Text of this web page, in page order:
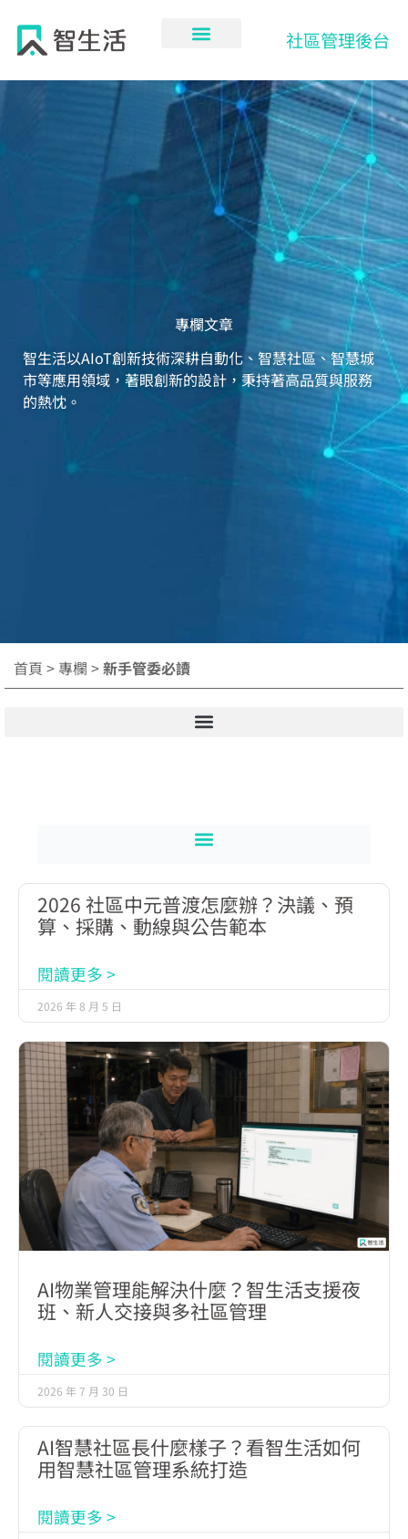
要
社區管理後台
專欄文章
智生活以AIoT創新技術深耕自動化、智慧社區、智慧城
市等應用領域，著眼創新的設計，秉持著高品質與服務
的熱忱。
首頁 >專欄 >新手管委必讀
2026 社區中元普渡怎麼辦？決議、預
算、採購、動線與公告範本
閱讀更多 >
2026 年 8 月 5 日
AI物業管理能解決什麼？智生活支援夜
班、新人交接與多社區管理
閱讀更多 >
2026 年 7 月 30 日
AI智慧社區長什麼樣子？看智生活如何
用智慧社區管理系統打造
閱讀更多 >